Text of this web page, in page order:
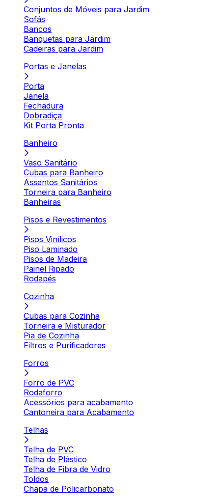
Conjuntos de Móveis para Jardim
Sofás
Bancos
Banquetas para Jardim
Cadeiras para Jardim
Portas e Janelas
Porta
Janela
Fechadura
Dobradiça
Kit Porta Pronta
Banheiro
Vaso Sanitário
Cubas para Banheiro
Assentos Sanitários
Torneira para Banheiro
Banheiras
Pisos e Revestimentos
Pisos Vinílicos
Piso Laminado
Pisos de Madeira
Painel Ripado
Rodapés
Cozinha
Cubas para Cozinha
Torneira e Misturador
Pia de Cozinha
Filtros e Purificadores
Forros
Forro de PVC
Rodaforro
Acessórios para acabamento
Cantoneira para Acabamento
Telhas
Telha de PVC
Telha de Plástico
Telha de Fibra de Vidro
Toldos
Chapa de Policarbonato